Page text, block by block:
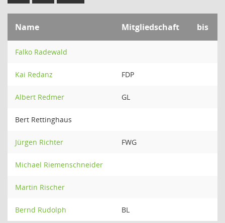
Name Mitgliedschaft bis
Falko Radewald
Kai Redanz FDP
Albert Redmer GL
Bert Rettinghaus
Jürgen Richter FWG
Michael Riemenschneider
Martin Rischer
Bernd Rudolph BL